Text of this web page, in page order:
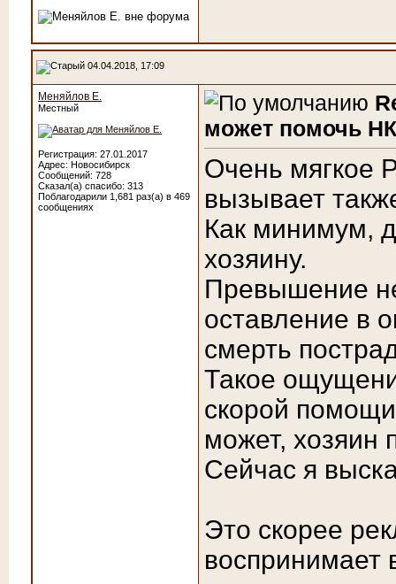
04.04.2018, 17:09
Меняйлов Е.
Местный
Регистрация: 27.01.2017
Адрес: Новосибирск
Сообщений: 728
Сказал(а) спасибо: 313
Поблагодарили 1,681 раз(а) в 469
сообщениях
может помочь
Очень мягкое
вызывает
Как минимум,
хозяину.
Превышение
оставление в
смерть
Такое
скорой
может, хозяин
Сейчас я
Это скорее
воспринимает